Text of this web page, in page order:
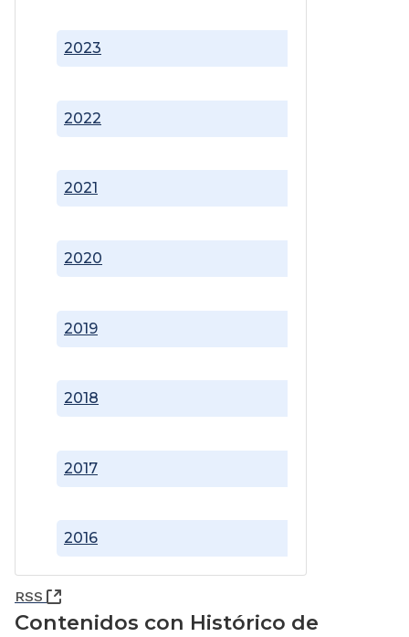
2016
2017
2018
2019
2020
2021
2022
2023
RSS (Abre una nueva ventana)
Contenidos con Histórico de